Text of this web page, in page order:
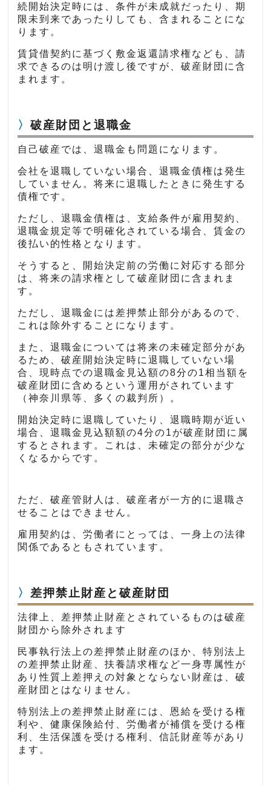
続開始決定時には、条件が未成就だったり、期
限未到来であったりしても、含まれることにな
ります。
賃貸借契約に基づく敷金返還請求権なども、請
求できるのは明け渡し後ですが、破産財団に含
まれます。
破産財団と退職金
自己破産では、退職金も問題になります。
会社を退職していない場合、退職金債権は発生
していません。将来に退職したときに発生する
債権です。
ただし、退職金債権は、支給条件が雇用契約、
退職金規定等で明確化されている場合、賃金の
後払い的性格となります。
そうすると、開始決定前の労働に対応する部分
は、将来の請求権として破産財団に含まれま
す。
ただし、退職金には差押禁止部分があるので、
これは除外することになります。
また、退職金については将来の未確定部分があ
るため、破産開始決定時に退職していない場
合、現時点での退職金見込額の8分の1相当額を
破産財団に含めるという運用がされています
（神奈川県等、多くの裁判所）。
開始決定時に退職していたり、退職時期が近い
場合、退職金見込額額の4分の1が破産財団に属
するとされます。これは、未確定の部分が少な
くなるからです。
ただ、破産管財人は、破産者が一方的に退職さ
せることはできません。
雇用契約は、労働者にとっては、一身上の法律
関係であるともされています。
差押禁止財産と破産財団
法律上、差押禁止財産とされているものは破産
財団から除外されます
民事執行法上の差押禁止財産のほか、特別法上
の差押禁止財産、扶養請求権など一身専属性が
あり性質上差押えの対象とならない財産は、破
産財団とはなりません。
特別法上の差押禁止財産には、恩給を受ける権
利や、健康保険給付、労働者が補償を受ける権
利、生活保護を受ける権利、信託財産等があり
ます。